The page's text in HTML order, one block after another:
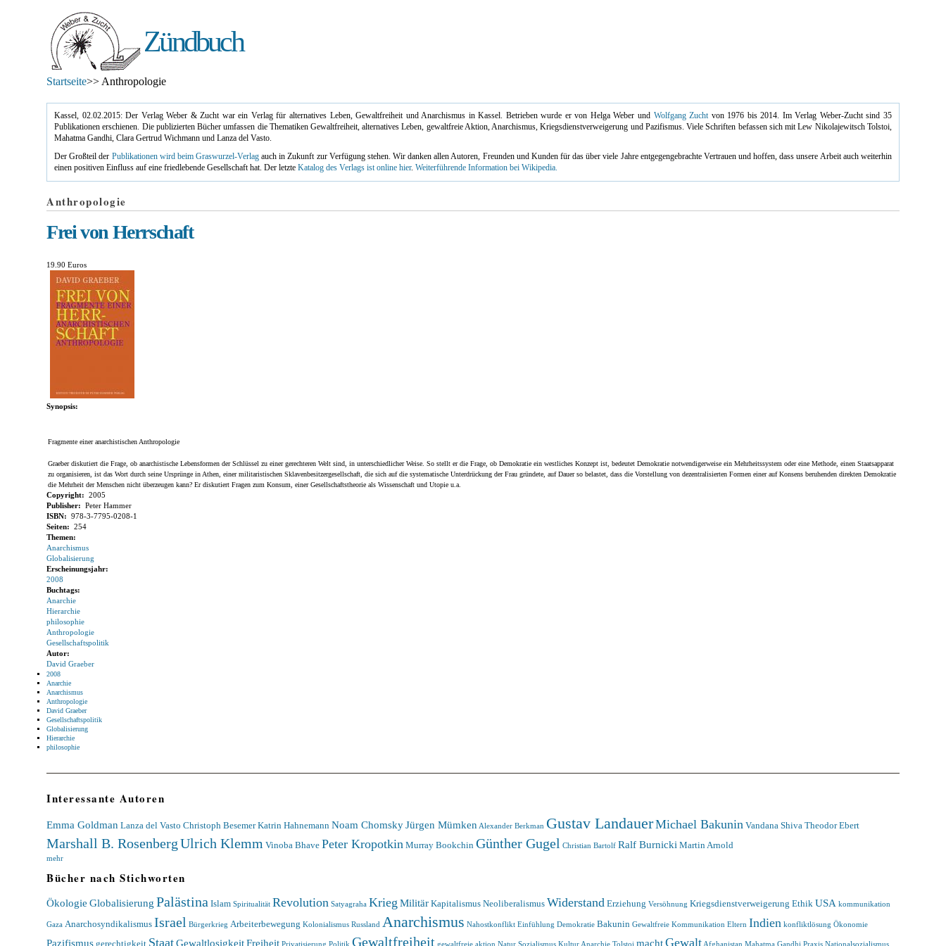
Zündbuch
Startseite>> Anthropologie
Kassel, 02.02.2015: Der Verlag Weber & Zucht war ein Verlag für alternatives Leben, Gewaltfreiheit und Anarchismus in Kassel. Betrieben wurde er von Helga Weber und Wolfgang Zuchtvon 1976 bis 2014. Im Verlag Weber-Zucht sind 35
Publikationen erschienen. Die publizierten Bücher umfassen die Thematiken Gewaltfreiheit, alternatives Leben, gewaltfreie Aktion, Anarchismus, Kriegsdienstverweigerung und Pazifismus. VieleSchriften befassen sich mit Lew Nikolajewitsch Tolstoi,
Mahatma Gandhi, Clara Gertrud Wichmann und Lanza del Vasto.
Der Großteil der Publikationen wird beim Graswurzel-Verlagauch in Zukunft zur Verfügung stehen. Wir danken allen Autoren, Freunden und Kunden für das über viele Jahre entgegengebrachte Vertrauen und hoffen, dass unsere Arbeit auch weiterhin
einen positiven Einfluss auf eine friedlebende Gesellschaft hat. Der letzteKatalog des Verlags ist online hier.Weiterführende Information bei Wikipedia.
Anthropologie
Frei von Herrschaft
19.90 Euros
Synopsis:
Fragmente einer anarchistischen Anthropologie
Graeber diskutiert die Frage, ob anarchistische Lebensformen der Schlüssel zu einer gerechteren Welt sind, in unterschiedlicher Weise. So stellt er die Frage, ob Demokratie ein westliches Konzept ist, bedeutet Demokratie notwendigerweise ein Mehrheitssystem oder eine Methode, einen Staatsapparat
zu organisieren, ist das Wort durch seine Ursprünge in Athen, einer militaristischen Sklavenbesitzergesellschaft, die sich auf die systematische Unterdrückung der Frau gründete, auf Dauer so belastet, dass die Vorstellung von dezentralisierten Formen einer auf Konsens beruhenden direkten Demokratie
die Mehrheit der Menschen nicht überzeugen kann? Er diskutiert Fragen zum Konsum, einer Gesellschaftstheorie als Wissenschaft und Utopie u.a.
Copyright: 2005
Publisher: Peter Hammer
ISBN: 978-3-7795-0208-1
Seiten: 254
Themen:
Anarchismus
Globalisierung
Erscheinungsjahr:
2008
Buchtags:
Anarchie
Hierarchie
philosophie
Anthropologie
Gesellschaftspolitik
Autor:
David Graeber
2008
Anarchie
Anarchismus
Anthropologie
David Graeber
Gesellschaftspolitik
Globalisierung
Hierarchie
philosophie
Interessante Autoren
Emma Goldman Lanza del Vasto Christoph Besemer Katrin Hahnemann Noam ChomskyJürgen Mümken Alexander Berkman Gustav LandauerMichael Bakunin Vandana Shiva Theodor Ebert
Marshall B. RosenbergUlrich Klemm Vinoba Bhave Peter Kropotkin Murray Bookchin Günther Gugel Christian Bartolf Ralf Burnicki Martin Arnold
mehr
Bücher nach Stichworten
Ökologie Globalisierung Palästina Islam Spiritualität Revolution Satyagraha Krieg Militär Kapitalismus Neoliberalismus Widerstand Erziehung Versöhnung Kriegsdienstverweigerung Ethik USA kommunikation
Gaza Anarchosyndikalismus Israel Bürgerkrieg Arbeiterbewegung Kolonialismus Russland Anarchismus Nahostkonflikt Einfühlung Demokratie Bakunin Gewaltfreie Kommunikation Eltern Indien konfliktlösung Ökonomie
Pazifismus gerechtigkeit StaatGewaltlosigkeitFreiheit Privatisierung Politik Gewaltfreiheit gewaltfreie aktion Natur Sozialismus Kultur Anarchie Tolstoi machtGewalt Afghanistan Mahatma Gandhi Praxis Nationalsozialismus